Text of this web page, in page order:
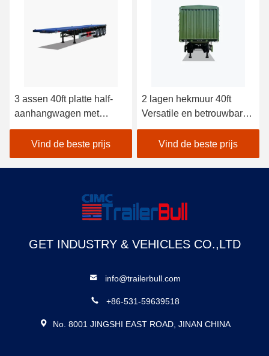
3 assen 40ft platte half-
aanhangwagen met
Fuwa-as 13t en
mechanische ophanging
voor efficiënt transport van
zware vracht
Vind de beste prijs
2 lagen hekmuur 40ft
Versatile en betrouwbare
drop Side Rail Wall
Flatbed Semi-trailer met
BPW As 12t en Air Bag
Spring Suspension
Vind de beste prijs
GET INDUSTRY & VEHICLES CO.,LTD
info@trailerbull.com
+86-531-59639518
No. 8001 JINGSHI EAST ROAD, JINAN CHINA